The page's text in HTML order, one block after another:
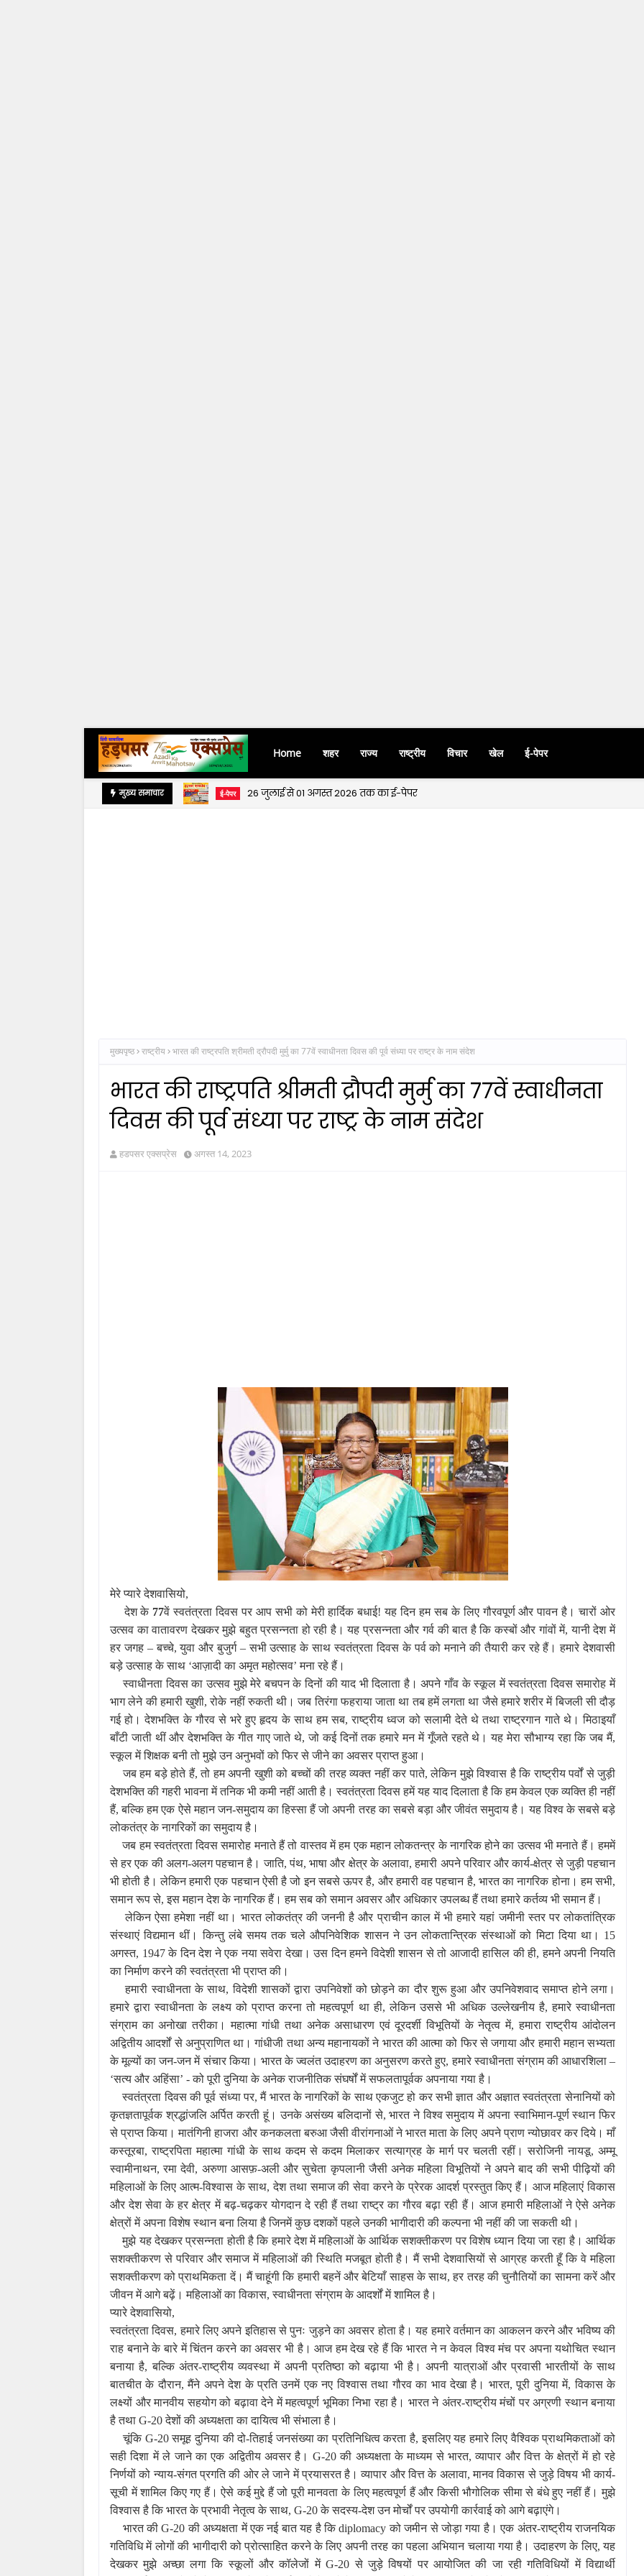
Home शहर राज्य राष्ट्रीय विचार खेल ई-पेपर
मुख्य समाचार ई-पेपर 26 जुलाई से 01 अगस्त 2026 तक का ई-पेपर
मुख्यपृष्ठ राष्ट्रीय भारत की राष्ट्रपति श्रीमती द्रौपदी मुर्मु का 77वें स्वाधीनता दिवस की पूर्व संध्या पर राष्ट्र के नाम संदेश
भारत की राष्ट्रपति श्रीमती द्रौपदी मुर्मु का 77वें स्वाधीनता
दिवस की पूर्व संध्या पर राष्ट्र के नाम संदेश
हडपसर एक्सप्रेस अगस्त 14, 2023
मेरे प्यारे देशवासियो,
देश के 77वें स्वतंत्रता दिवस पर आप सभी को मेरी हार्दिक बधाई! यह दिन हम सब के लिए गौरवपूर्ण और पावन है। चारों ओर
उत्सव का वातावरण देखकर मुझे बहुत प्रसन्नता हो रही है। यह प्रसन्नता और गर्व की बात है कि कस्बों और गांवों में, यानी देश में
हर जगह – बच्चे, युवा और बुजुर्ग – सभी उत्साह के साथ स्वतंत्रता दिवस के पर्व को मनाने की तैयारी कर रहे हैं। हमारे देशवासी
बड़े उत्साह के साथ ‘आज़ादी का अमृत महोत्सव’ मना रहे हैं।
स्वाधीनता दिवस का उत्सव मुझे मेरे बचपन के दिनों की याद भी दिलाता है। अपने गाँव के स्कूल में स्वतंत्रता दिवस समारोह में
भाग लेने की हमारी खुशी, रोके नहीं रुकती थी। जब तिरंगा फहराया जाता था तब हमें लगता था जैसे हमारे शरीर में बिजली सी दौड़
गई हो। देशभक्ति के गौरव से भरे हुए हृदय के साथ हम सब, राष्ट्रीय ध्वज को सलामी देते थे तथा राष्ट्रगान गाते थे। मिठाइयाँ
बाँटी जाती थीं और देशभक्ति के गीत गाए जाते थे, जो कई दिनों तक हमारे मन में गूँजते रहते थे। यह मेरा सौभाग्य रहा कि जब मैं,
स्कूल में शिक्षक बनी तो मुझे उन अनुभवों को फिर से जीने का अवसर प्राप्त हुआ।
जब हम बड़े होते हैं, तो हम अपनी खुशी को बच्चों की तरह व्यक्त नहीं कर पाते, लेकिन मुझे विश्वास है कि राष्ट्रीय पर्वों से जुड़ी
देशभक्ति की गहरी भावना में तनिक भी कमी नहीं आती है। स्वतंत्रता दिवस हमें यह याद दिलाता है कि हम केवल एक व्यक्ति ही नहीं
हैं, बल्कि हम एक ऐसे महान जन-समुदाय का हिस्सा हैं जो अपनी तरह का सबसे बड़ा और जीवंत समुदाय है। यह विश्व के सबसे बड़े
लोकतंत्र के नागरिकों का समुदाय है।
जब हम स्वतंत्रता दिवस समारोह मनाते हैं तो वास्तव में हम एक महान लोकतन्त्र के नागरिक होने का उत्सव भी मनाते हैं। हममें
से हर एक की अलग-अलग पहचान है। जाति, पंथ, भाषा और क्षेत्र के अलावा, हमारी अपने परिवार और कार्य-क्षेत्र से जुड़ी पहचान
भी होती है। लेकिन हमारी एक पहचान ऐसी है जो इन सबसे ऊपर है, और हमारी वह पहचान है, भारत का नागरिक होना। हम सभी,
समान रूप से, इस महान देश के नागरिक हैं। हम सब को समान अवसर और अधिकार उपलब्ध हैं तथा हमारे कर्तव्य भी समान हैं।
लेकिन ऐसा हमेशा नहीं था। भारत लोकतंत्र की जननी है और प्राचीन काल में भी हमारे यहां जमीनी स्तर पर लोकतांत्रिक
संस्थाएं विद्यमान थीं। किन्तु लंबे समय तक चले औपनिवेशिक शासन ने उन लोकतान्त्रिक संस्थाओं को मिटा दिया था। 15
अगस्त, 1947 के दिन देश ने एक नया सवेरा देखा। उस दिन हमने विदेशी शासन से तो आजादी हासिल की ही, हमने अपनी नियति
का निर्माण करने की स्वतंत्रता भी प्राप्त की।
हमारी स्वाधीनता के साथ, विदेशी शासकों द्वारा उपनिवेशों को छोड़ने का दौर शुरू हुआ और उपनिवेशवाद समाप्त होने लगा।
हमारे द्वारा स्वाधीनता के लक्ष्य को प्राप्त करना तो महत्वपूर्ण था ही, लेकिन उससे भी अधिक उल्लेखनीय है, हमारे स्वाधीनता
संग्राम का अनोखा तरीका। महात्मा गांधी तथा अनेक असाधारण एवं दूरदर्शी विभूतियों के नेतृत्व में, हमारा राष्ट्रीय आंदोलन
अद्वितीय आदर्शों से अनुप्राणित था। गांधीजी तथा अन्य महानायकों ने भारत की आत्मा को फिर से जगाया और हमारी महान सभ्यता
के मूल्यों का जन-जन में संचार किया। भारत के ज्वलंत उदाहरण का अनुसरण करते हुए, हमारे स्वाधीनता संग्राम की आधारशिला –
‘सत्य और अहिंसा’ - को पूरी दुनिया के अनेक राजनीतिक संघर्षों में सफलतापूर्वक अपनाया गया है।
स्वतंत्रता दिवस की पूर्व संध्या पर, मैं भारत के नागरिकों के साथ एकजुट हो कर सभी ज्ञात और अज्ञात स्वतंत्रता सेनानियों को
कृतज्ञतापूर्वक श्रद्धांजलि अर्पित करती हूं। उनके असंख्य बलिदानों से, भारत ने विश्व समुदाय में अपना स्वाभिमान-पूर्ण स्थान फिर
से प्राप्त किया। मातंगिनी हाजरा और कनकलता बरुआ जैसी वीरांगनाओं ने भारत माता के लिए अपने प्राण न्योछावर कर दिये। माँ
कस्तूरबा, राष्ट्रपिता महात्मा गांधी के साथ कदम से कदम मिलाकर सत्याग्रह के मार्ग पर चलती रहीं। सरोजिनी नायडू, अम्मू
स्वामीनाथन, रमा देवी, अरुणा आसफ़-अली और सुचेता कृपलानी जैसी अनेक महिला विभूतियों ने अपने बाद की सभी पीढ़ियों की
महिलाओं के लिए आत्म-विश्वास के साथ, देश तथा समाज की सेवा करने के प्रेरक आदर्श प्रस्तुत किए हैं। आज महिलाएं विकास
और देश सेवा के हर क्षेत्र में बढ़-चढ़कर योगदान दे रही हैं तथा राष्ट्र का गौरव बढ़ा रही हैं। आज हमारी महिलाओं ने ऐसे अनेक
क्षेत्रों में अपना विशेष स्थान बना लिया है जिनमें कुछ दशकों पहले उनकी भागीदारी की कल्पना भी नहीं की जा सकती थी।
मुझे यह देखकर प्रसन्नता होती है कि हमारे देश में महिलाओं के आर्थिक सशक्तीकरण पर विशेष ध्यान दिया जा रहा है। आर्थिक
सशक्तीकरण से परिवार और समाज में महिलाओं की स्थिति मजबूत होती है। मैं सभी देशवासियों से आग्रह करती हूँ कि वे महिला
सशक्तीकरण को प्राथमिकता दें। मैं चाहूंगी कि हमारी बहनें और बेटियाँ साहस के साथ, हर तरह की चुनौतियों का सामना करें और
जीवन में आगे बढ़ें। महिलाओं का विकास, स्वाधीनता संग्राम के आदर्शों में शामिल है।
प्यारे देशवासियो,
स्वतंत्रता दिवस, हमारे लिए अपने इतिहास से पुनः जुड़ने का अवसर होता है। यह हमारे वर्तमान का आकलन करने और भविष्य की
राह बनाने के बारे में चिंतन करने का अवसर भी है। आज हम देख रहे हैं कि भारत ने न केवल विश्व मंच पर अपना यथोचित स्थान
बनाया है, बल्कि अंतर-राष्ट्रीय व्यवस्था में अपनी प्रतिष्ठा को बढ़ाया भी है। अपनी यात्राओं और प्रवासी भारतीयों के साथ
बातचीत के दौरान, मैंने अपने देश के प्रति उनमें एक नए विश्वास तथा गौरव का भाव देखा है। भारत, पूरी दुनिया में, विकास के
लक्ष्यों और मानवीय सहयोग को बढ़ावा देने में महत्वपूर्ण भूमिका निभा रहा है। भारत ने अंतर-राष्ट्रीय मंचों पर अग्रणी स्थान बनाया
है तथा G-20 देशों की अध्यक्षता का दायित्व भी संभाला है।
चूंकि G-20 समूह दुनिया की दो-तिहाई जनसंख्या का प्रतिनिधित्व करता है, इसलिए यह हमारे लिए वैश्विक प्राथमिकताओं को
सही दिशा में ले जाने का एक अद्वितीय अवसर है। G-20 की अध्यक्षता के माध्यम से भारत, व्यापार और वित्त के क्षेत्रों में हो रहे
निर्णयों को न्याय-संगत प्रगति की ओर ले जाने में प्रयासरत है। व्यापार और वित्त के अलावा, मानव विकास से जुड़े विषय भी कार्य-
सूची में शामिल किए गए हैं। ऐसे कई मुद्दे हैं जो पूरी मानवता के लिए महत्वपूर्ण हैं और किसी भौगोलिक सीमा से बंधे हुए नहीं हैं। मुझे
विश्वास है कि भारत के प्रभावी नेतृत्व के साथ, G-20 के सदस्य-देश उन मोर्चों पर उपयोगी कार्रवाई को आगे बढ़ाएंगे।
भारत की G-20 की अध्यक्षता में एक नई बात यह है कि diplomacy को जमीन से जोड़ा गया है। एक अंतर-राष्ट्रीय राजनयिक
गतिविधि में लोगों की भागीदारी को प्रोत्साहित करने के लिए अपनी तरह का पहला अभियान चलाया गया है। उदाहरण के लिए, यह
देखकर मुझे अच्छा लगा कि स्कूलों और कॉलेजों में G-20 से जुड़े विषयों पर आयोजित की जा रही गतिविधियों में विद्यार्थी